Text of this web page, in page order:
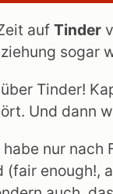
auf Tinder
sogar
Tinder!
Und dann
nur
enough!,